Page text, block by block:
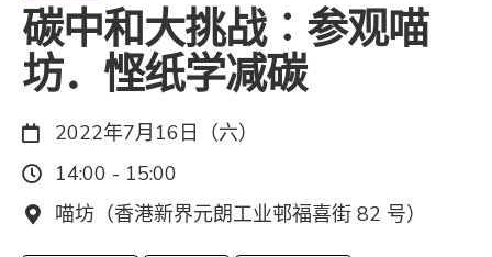
碳中和大挑战︰参观喵
坊．悭纸学减碳
日期：
2022年7月16日（六）
时间：
14:00 - 15:00
地点：
喵坊（香港新界元朗工业邨福喜街 82 号）